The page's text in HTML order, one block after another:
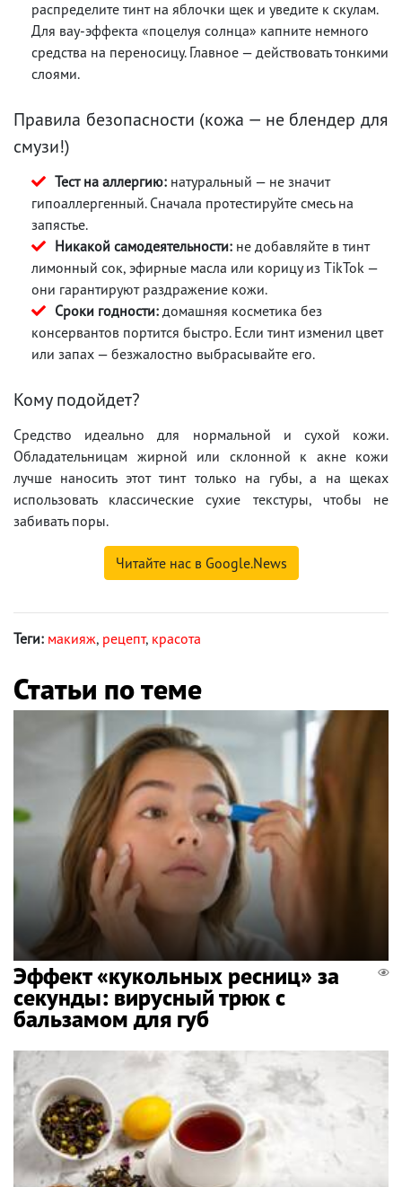
распределите тинт на яблочки щек и уведите к скулам.
Для вау-эффекта «поцелуя солнца» капните немного
средства на переносицу. Главное — действовать тонкими
слоями.
Правила безопасности (кожа — не блендер для
смузи!)
Тест на аллергию: натуральный — не значит
гипоаллергенный. Сначала протестируйте смесь на
запястье.
Никакой самодеятельности: не добавляйте в тинт
лимонный сок, эфирные масла или корицу из TikTok —
они гарантируют раздражение кожи.
Сроки годности: домашняя косметика без
консервантов портится быстро. Если тинт изменил цвет
или запах — безжалостно выбрасывайте его.
Кому подойдет?
Средство идеально для нормальной и сухой кожи.
Обладательницам жирной или склонной к акне кожи
лучше наносить этот тинт только на губы, а на щеках
использовать классические сухие текстуры, чтобы не
забивать поры.
Читайте нас в Google.News
Теги: макияж, рецепт, красота
Статьи по теме
Эффект «кукольных ресниц» за
секунды: вирусный трюк с
бальзамом для губ